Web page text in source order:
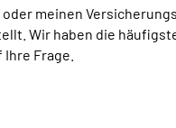
meinen
Wir haben die
Frage.